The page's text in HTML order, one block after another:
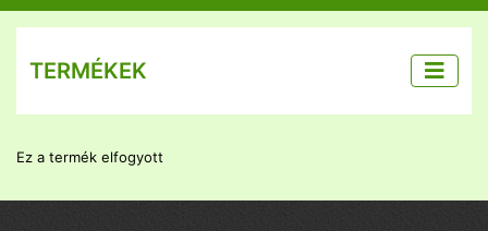
TERMÉKEK
Ez a termék elfogyott